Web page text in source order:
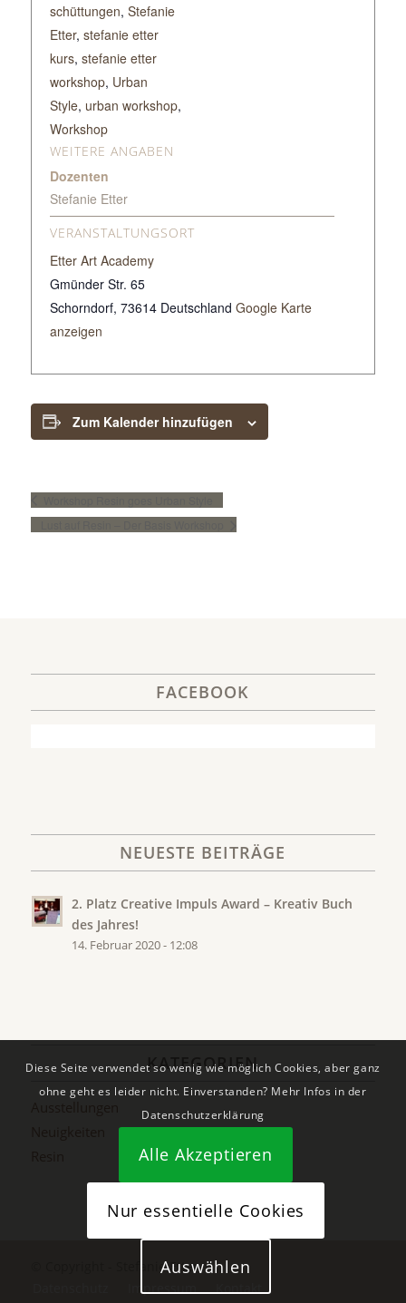
schüttungen, Stefanie
Etter, stefanie etter
kurs, stefanie etter
workshop, Urban
Style, urban workshop,
Workshop
VERANSTALTUNGSORT
Etter Art Academy
Gmünder Str. 65
Schorndorf, 73614 Deutschland Google Karte
anzeigen
WEITERE ANGABEN
Dozenten
Stefanie Etter
Zum Kalender hinzufügen
FACEBOOK
NEUESTE BEITRÄGE
2. Platz Creative Impuls Award – Kreativ Buch
des Jahres!
14. Februar 2020 - 12:08
KATEGORIEN
© Copyright - Stefanie Etter
Impressum Kontakt
Diese Seite verwendet so wenig wie möglich Cookies, aber ganz
ohne geht es leider nicht. Einverstanden? Mehr Infos in der
Datenschutzerklärung
Alle Akzeptieren
Nur essentielle Cookies
Auswählen